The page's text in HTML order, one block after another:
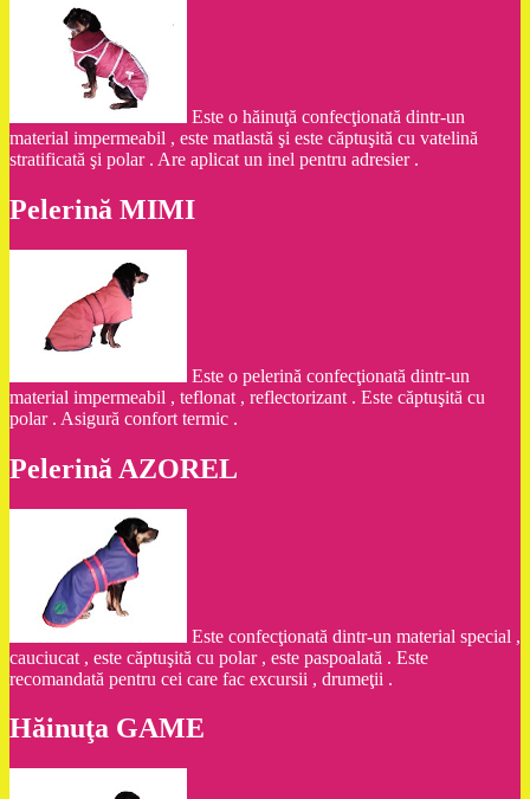
Este o hăinuţă confecţionată dintr-un
material impermeabil , este matlastă şi este căptuşită cu vatelină
stratificată şi polar . Are aplicat un inel pentru adresier .
Pelerină MIMI
Este o pelerină confecţionată dintr-un
material impermeabil , teflonat , reflectorizant . Este căptuşită cu
polar . Asigură confort termic .
Pelerină AZOREL
Este confecţionată dintr-un material special ,
cauciucat , este căptuşită cu polar , este paspoalată . Este
recomandată pentru cei care fac excursii , drumeţii .
Hăinuţa GAME